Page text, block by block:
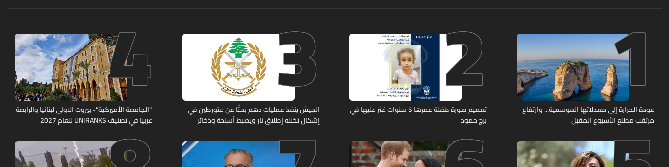
1
عودة الحرارة إلى معدلاتها الموسمية... وارتفاع
مرتقب مطلع الأسبوع المقبل
2
تعميم صورة طفلة عمرها 5 سنوات عُثِرَ عليها في
برج حمود
3
الجيش ينفذ عمليات دهم بحثًا عن متورطين في
إشكال تخلله إطلاق نار ويضبط أسلحة وذخائر
4
"الجامعة الأميركية"- بيروت الاولى لبنانيا والرابعة
عربيا في تصنيف UNIRANKS للعام 2027